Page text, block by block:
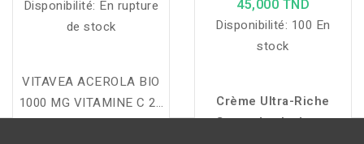
Disponibilité: En rupture
de stock
VITAVEA ACEROLA BIO
1000 MG VITAMINE C 24
COMPRIMES A
45,000 TND
Disponibilité: 100 En
stock
Crème Ultra-Riche
Gamarde : hydrate,